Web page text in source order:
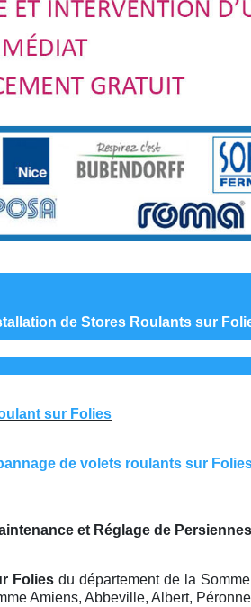
de Stores Roulants sur
sur Folies
de volets roulants sur
et Réglage de
Folies du département de la
Amiens, Abbeville, Albert,